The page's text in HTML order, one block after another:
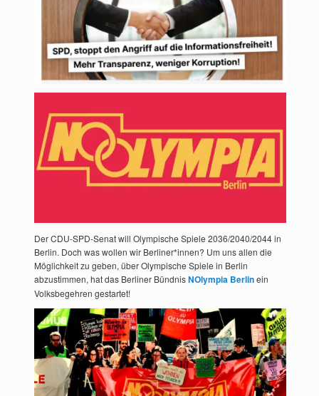
Der CDU-SPD-Senat will Olympische Spiele 2036/2040/2044 in
Berlin. Doch was wollen wir Berliner*innen? Um uns allen die
Möglichkeit zu geben, über Olympische Spiele in Berlin
abzustimmen, hat das Berliner BündnisNOlympia Berlinein
Volksbegehren gestartet!